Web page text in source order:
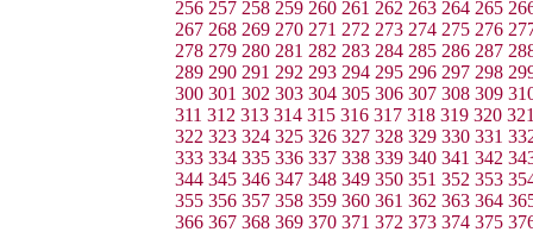
256 257 258 259 260 261 262 263 264 265
267 268 269 270 271 272 273 274 275 276
278 279 280 281 282 283 284 285 286 287
289 290 291 292 293 294 295 296 297 298
300 301 302 303 304 305 306 307 308 309
311 312 313 314 315 316 317 318 319 320
322 323 324 325 326 327 328 329 330 331
333 334 335 336 337 338 339 340 341 342
344 345 346 347 348 349 350 351 352 353
355 356 357 358 359 360 361 362 363 364
366 367 368 369 370 371 372 373 374 375